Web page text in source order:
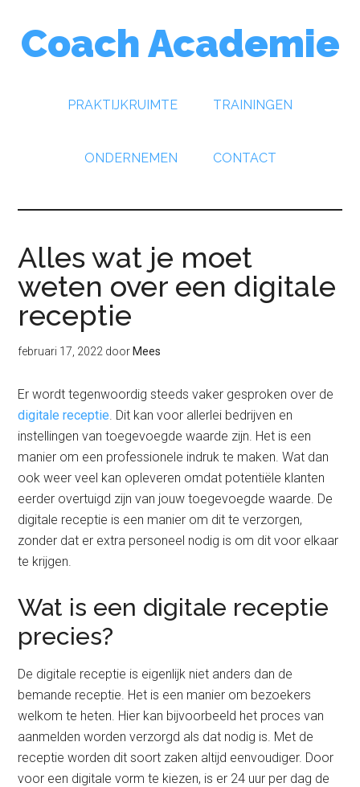
Coach Academie
PRAKTIJKRUIMTE TRAININGEN
ONDERNEMEN CONTACT
Alles wat je moet
weten over een digitale
receptie
februari 17, 2022 door Mees
Er wordt tegenwoordig steeds vaker gesproken over de
digitale receptie. Dit kan voor allerlei bedrijven en
instellingen van toegevoegde waarde zijn. Het is een
manier om een professionele indruk te maken. Wat dan
ook weer veel kan opleveren omdat potentiële klanten
eerder overtuigd zijn van jouw toegevoegde waarde. De
digitale receptie is een manier om dit te verzorgen,
zonder dat er extra personeel nodig is om dit voor elkaar
te krijgen.
Wat is een digitale receptie
precies?
De digitale receptie is eigenlijk niet anders dan de
bemande receptie. Het is een manier om bezoekers
welkom te heten. Hier kan bijvoorbeeld het proces van
aanmelden worden verzorgd als dat nodig is. Met de
receptie worden dit soort zaken altijd eenvoudiger. Door
voor een digitale vorm te kiezen, is er 24 uur per dag de